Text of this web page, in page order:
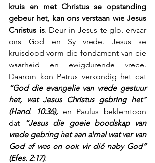
kruis en met Christus se opstanding
gebeur het, kan ons verstaan wie Jesus
Christus is. Deur in Jesus te glo, ervaar
ons God en Sy vrede. Jesus se
kruisdood vorm die fondament van die
waarheid en ewigdurende vrede.
“God die evangelie van vrede gestuur
het, wat Jesus Christus gebring het”
(Hand. 10:36), en Paulus beklemtoon
dat
“Jesus die goeie boodskap van
vrede gebring het aan almal wat ver van
God af was en ook vir dié naby God”
(Efes. 2:17).